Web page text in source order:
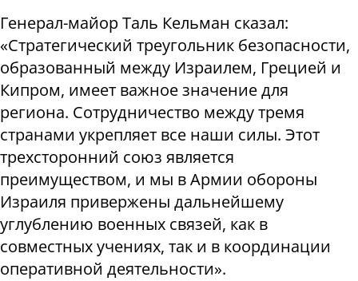
Генерал-майор Таль Кельман сказал:
«Стратегический треугольник безопасности,
образованный между Израилем, Грецией и
Кипром, имеет важное значение для
региона. Сотрудничество между тремя
странами укрепляет все наши силы. Этот
трехсторонний союз является
преимуществом, и мы в Армии обороны
Израиля привержены дальнейшему
углублению военных связей, как в
совместных учениях, так и в координации
оперативной деятельности».